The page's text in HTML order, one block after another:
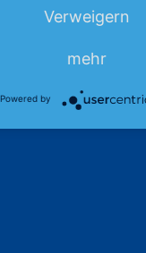
Verweigern
mehr
Powered by